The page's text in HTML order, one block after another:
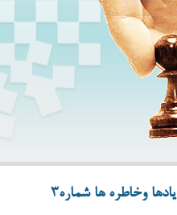
یادها وخاطره ها شماره3